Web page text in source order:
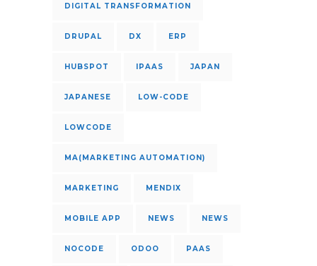
DIGITAL TRANSFORMATION
DRUPAL DX ERP
HUBSPOT IPAAS JAPAN
JAPANESE LOW-CODE
LOWCODE
MA(MARKETING AUTOMATION)
MARKETING MENDIX
MOBILE APP NEWS NEWS
NOCODE ODOO PAAS